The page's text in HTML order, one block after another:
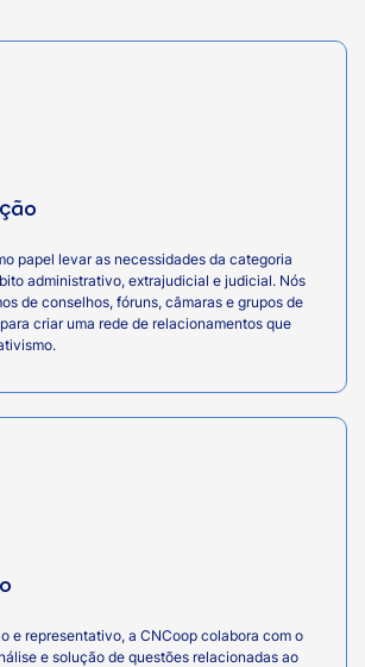
papel levar as necessidades da categoria
administrativo, extrajudicial e judicial. Nós
de conselhos, fóruns, câmaras e grupos de
criar uma rede de relacionamentos que
e representativo, a CNCoop colabora com o
e solução de questões relacionadas ao